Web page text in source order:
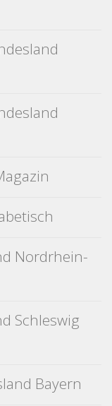
Nordrhein-
Schleswig
Bayern